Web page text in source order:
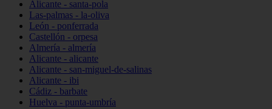
Alicante - santa-pola
Las-palmas - la-oliva
León - ponferrada
Castellón - orpesa
Almería - almería
Alicante - alicante
Alicante - san-miguel-de-salinas
Alicante - ibi
Cádiz - barbate
Huelva - punta-umbría